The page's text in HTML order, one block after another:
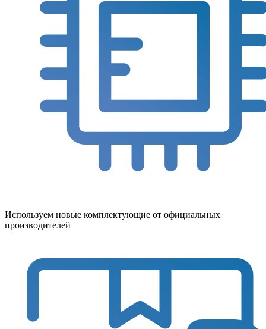
Используем новые комплектующие от официальных
производителей